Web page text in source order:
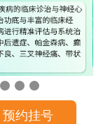
预约挂号